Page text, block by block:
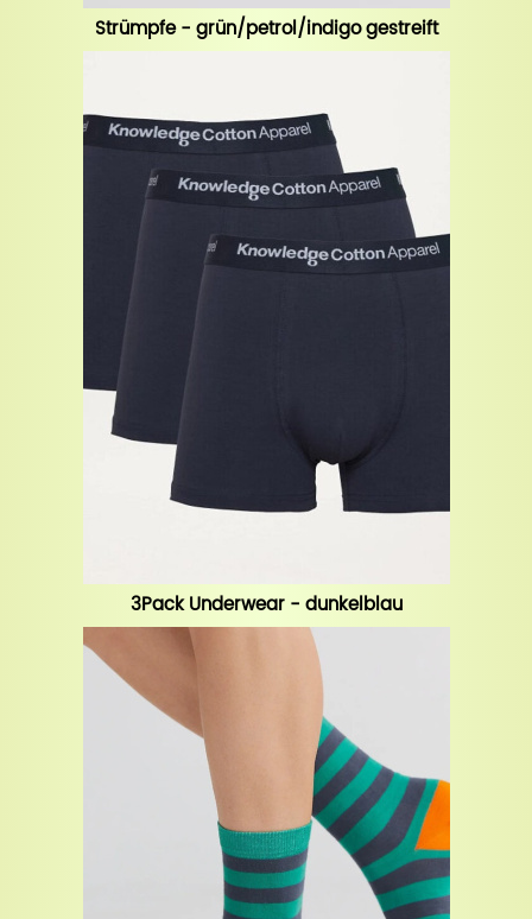
Strümpfe - grün/petrol/indigo gestreift
3Pack Underwear - dunkelblau